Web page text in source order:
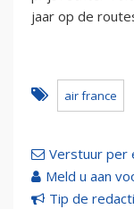
jaar op de
air france
Verstuur per
Meld u aan
Tip de